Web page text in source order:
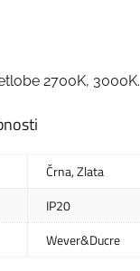
2700K, 3000K.
Črna,Zlata
IP20
Wever&Ducre